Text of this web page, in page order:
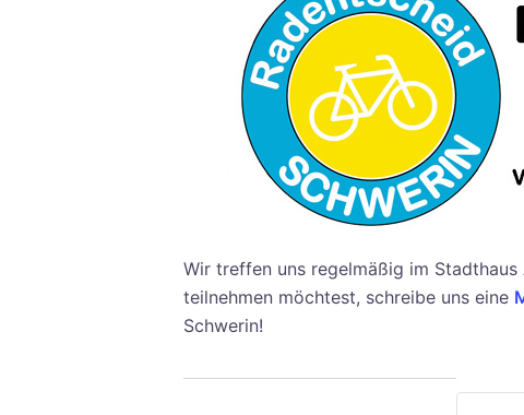
Wir treffen uns regelmäßig im
teilnehmen möchtest, schreibe uns eine
Schwerin!